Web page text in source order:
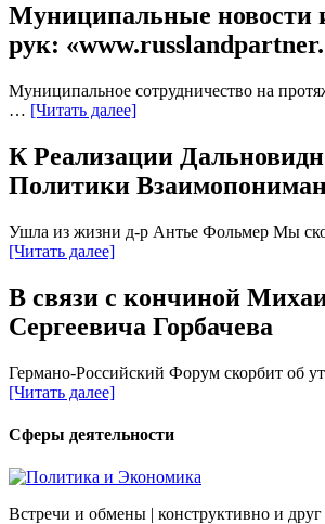
Муниципальные новости
рук:
Муниципальное сотрудничество на
… [Читать далее]
К Реализации
Политики
Ушла из жизни д-р Антье Фольмер Мы
[Читать далее]
В связи с кончиной
Сергеевича Горбачева
Германо-Российский Форум скорбит об
[Читать далее]
Сферы деятельности
Встречи и обмены | конструктивно и